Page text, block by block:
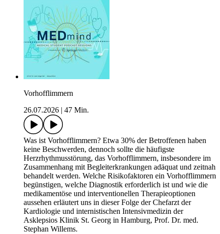
Vorhofflimmern
26.07.2026
47 Min.
Was ist Vorhofflimmern? Etwa 30% der Betroffenen haben
keine Beschwerden, dennoch sollte die häufigste
Herzrhythmusstörung, das Vorhofflimmern, insbesondere im
Zusammenhang mit Begleiterkrankungen adäquat und zeitnah
behandelt werden. Welche Risikofaktoren ein Vorhofflimmern
begünstigen, welche Diagnostik erforderlich ist und wie die
medikamentöse und interventionellen Therapieoptionen
aussehen erläutert uns in dieser Folge der Chefarzt der
Kardiologie und internistischen Intensivmedizin der
Asklepsios Klinik St. Georg in Hamburg, Prof. Dr. med.
Stephan Willems.